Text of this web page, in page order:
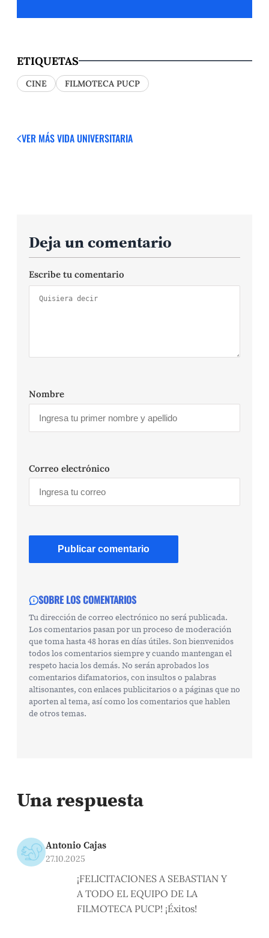
ETIQUETAS
CINE FILMOTECA PUCP
VER MÁSVIDA UNIVERSITARIA
Deja un comentario
Escribe tu comentario
Nombre
Correo electrónico
SOBRE LOS COMENTARIOS
Tu dirección de correo electrónico no será publicada.
Los comentarios pasan por un proceso de moderación
que toma hasta 48 horas en días útiles. Son bienvenidos
todos los comentarios siempre y cuando mantengan el
respeto hacia los demás. No serán aprobados los
comentarios difamatorios, con insultos o palabras
altisonantes, con enlaces publicitarios o a páginas que no
aporten al tema, así como los comentarios que hablen
de otros temas.
Una respuesta
Antonio Cajas
27.10.2025
¡FELICITACIONES A SEBASTIAN Y
A TODO EL EQUIPO DE LA
FILMOTECA PUCP! ¡Éxitos!